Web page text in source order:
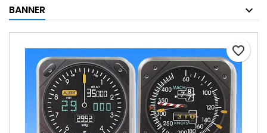
BANNER
favorite_border